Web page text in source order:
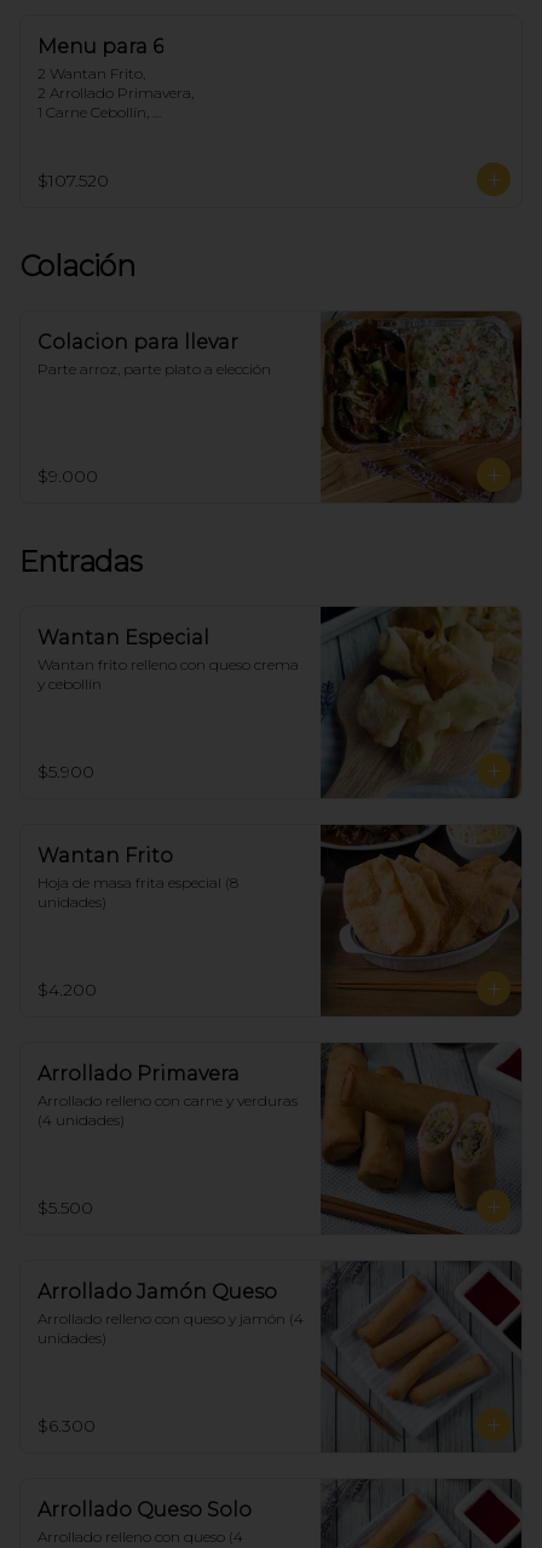
Menu para 6
2 Wantan Frito,
2 Arrollado Primavera,
1 Carne Cebollín,
1 Chapsui Especial,
1 Arrollado de Marisco,
$107.520
Colación
Colacion para llevar
Parte arroz, parte plato a elección
$9.000
Entradas
Wantan Especial
Wantan frito relleno con queso crema
y cebollín
$5.900
Wantan Frito
Hoja de masa frita especial (8
unidades)
$4.200
Arrollado Primavera
Arrollado relleno con carne y verduras
(4 unidades)
$5.500
Arrollado Jamón Queso
Arrollado relleno con queso y jamón (4
unidades)
$6.300
Arrollado Queso Solo
Arrollado relleno con queso (4